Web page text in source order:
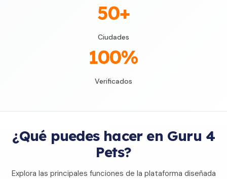
50+
Ciudades
100%
Verificados
¿Qué puedes hacer en Guru 4
Pets?
Explora las principales funciones de la plataforma diseñada